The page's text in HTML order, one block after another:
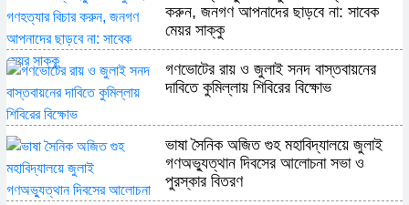
করুন, জনগণ আপনাদের ছাড়বে না: সাবেক
মেয়র সাক্কু
গণভোটের রায় ও জুলাই সনদ বাস্তবায়নের
দাবিতে কুমিল্লায় শিবিরের বিক্ষোভ
ভাষা সৈনিক অজিত গুহ মহাবিদ্যালয়ে জুলাই
গণঅভ্যুত্থান দিবসের আলোচনা সভা ও
পুরস্কার বিতরণ